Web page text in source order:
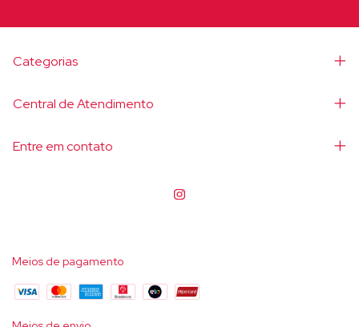
Categorias
Central de Atendimento
Entre em contato
Meios de pagamento